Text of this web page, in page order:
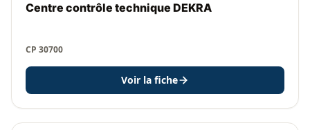
Centre contrôle technique DEKRA
CP 30700
Voir la fiche